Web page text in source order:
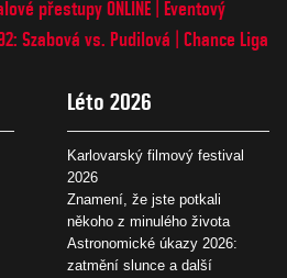
přestupy ONLINE
Eventový
92: Szabová vs. Pudilová
Chance Liga
Léto 2026
Karlovarský filmový festival
2026
Znamení, že jste potkali
někoho z minulého života
Astronomické úkazy 2026:
zatmění slunce a další